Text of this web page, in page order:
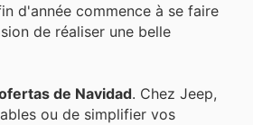
d'année commence à se faire
de réaliser une belle
de Navidad. Chez Jeep,
ou de simplifier vos